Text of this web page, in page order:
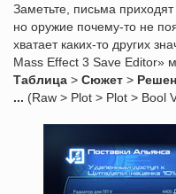
Заметьте, письма
но оружие почему-то не
хватает каких-то других
Mass Effect 3 Save Editor»
Таблица > Сюжет >
... (Raw > Plot > Plot > Bool